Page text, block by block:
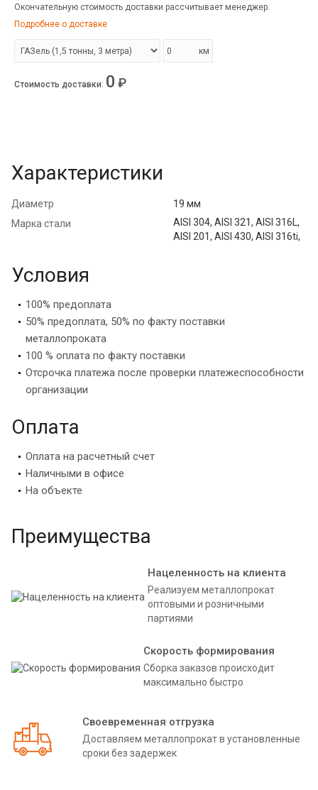
Окончательную стоимость доставки рассчитывает менеджер.
Подробнее о доставке
км
Стоимость доставки: 0 ₽
Характеристики
Диаметр
19 мм
Марка стали
AISI 304, AISI 321, AISI 316L,
AISI 201, AISI 430, AISI 316ti,
Условия
100% предоплата
50% предоплата, 50% по факту поставки
металлопроката
100 % оплата по факту поставки
Отсрочка платежа после проверки платежеспособности
организации
Оплата
Оплата на расчетный счет
Наличными в офисе
На объекте
Преимущества
Нацеленность на клиента
Реализуем металлопрокат
оптовыми и розничными
партиями
Скорость формирования
Сборка заказов происходит
максимально быстро
Своевременная отгрузка
Доставляем металлопрокат в установленные
сроки без задержек